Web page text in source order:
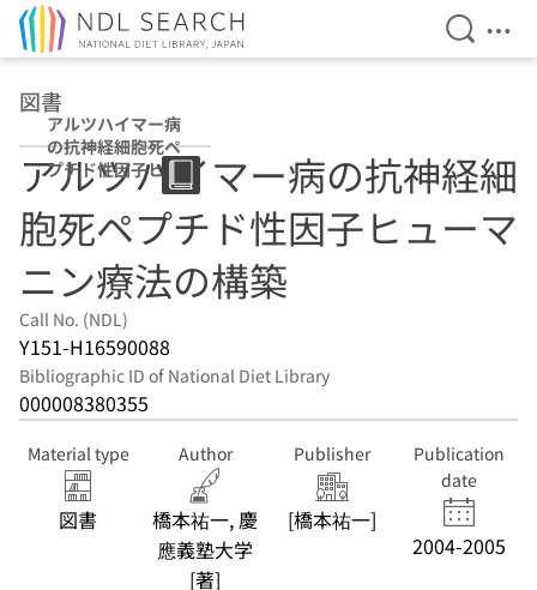
Open
図書
アルツハイマー病
の抗神経細胞死ペ
プチド性因子ヒュ
ーマニン療法の構
築
アルツハイマー病の抗神経細
胞死ペプチド性因子ヒューマ
ニン療法の構築
Call No. (NDL)
Y151-H16590088
Bibliographic ID of National Diet Library
000008380355
Material type
図書
Author
橋本祐一, 慶
應義塾大学
[著]
Publisher
[橋本祐一]
Publication
date
2004-2005